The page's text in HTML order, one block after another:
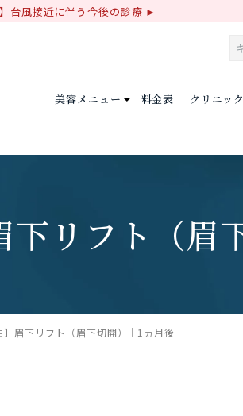
】台風接近に伴う今後の診療
美容メニュー 料金表 クリニッ
下リフト（眉
】眉下リフト（眉下切開）｜1ヵ月後